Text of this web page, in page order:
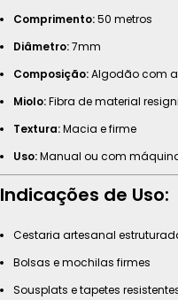
Comprimento:50 metros
Diâmetro:7mm
Composição:Algodão com
Miolo:Fibra de material
Textura:Macia e firme
Uso:Manual ou com
Indicações de Uso:
Cestaria artesanal
Bolsas e mochilas firmes
Sousplats e tapetes